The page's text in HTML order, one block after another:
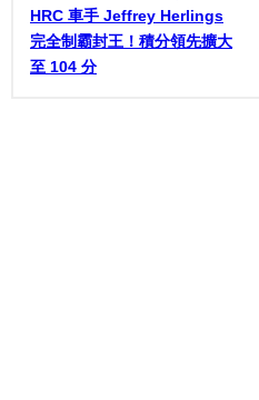
HRC 車手 Jeffrey Herlings
完全制霸封王！積分領先擴大
至 104 分